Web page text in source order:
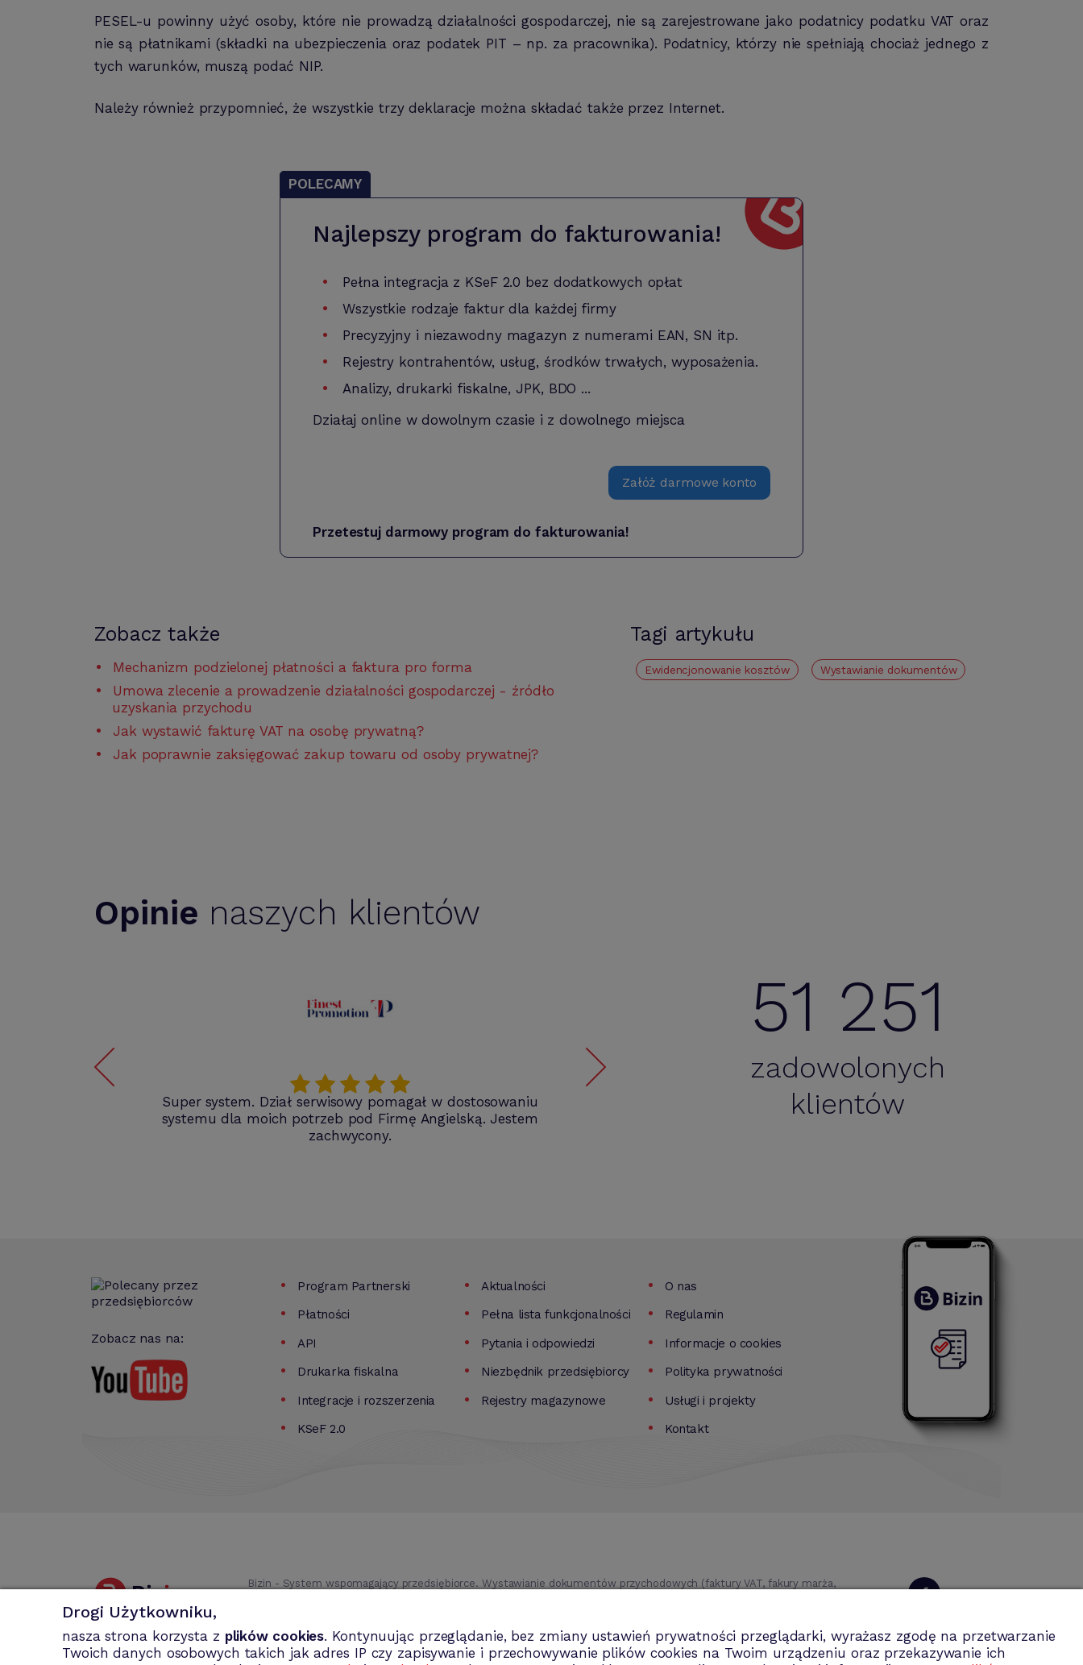
PESEL-u powinny użyć osoby, które nie prowadzą działalności gospodarczej, nie są zarejestrowane jako podatnicy podatku VAT oraz
nie są płatnikami (składki na ubezpieczenia oraz podatek PIT – np. za pracownika). Podatnicy, którzy nie spełniają chociaż jednego z
tych warunków, muszą podać NIP.
Należy również przypomnieć, że wszystkie trzy deklaracje można składać także przez Internet.
POLECAMY
Najlepszy program do fakturowania!
Pełna integracja z KSeF 2.0 bez dodatkowych opłat
Wszystkie rodzaje faktur dla każdej firmy
Precyzyjny i niezawodny magazyn z numerami EAN, SN itp.
Rejestry kontrahentów, usług, środków trwałych, wyposażenia.
Analizy, drukarki fiskalne, JPK, BDO ...
Działaj online w dowolnym czasie i z dowolnego miejsca
Załóż darmowe konto
Przetestuj darmowy program do fakturowania!
Zobacz także
Mechanizm podzielonej płatności a faktura pro forma
Umowa zlecenie a prowadzenie działalności gospodarczej - źródło
uzyskania przychodu
Jak wystawić fakturę VAT na osobę prywatną?
Jak poprawnie zaksięgować zakup towaru od osoby prywatnej?
Tagi artykułu
Ewidencjonowanie kosztów Wystawianie dokumentów
Opinie naszych klientów
Super system. Dział serwisowy pomagał w dostosowaniu
systemu dla moich potrzeb pod Firmę Angielską. Jestem
zachwycony.
Bardzo intuicyjny oraz łatwy w obsłudze program.
Rewelacyjna jest możliwość importowania dokumentów do
51 251
zadowolonych
klientów
Zobacz nas na:
Program Partnerski
Płatności
API
Drukarka fiskalna
Integracje i rozszerzenia
KSeF 2.0
Aktualności
Pełna lista funkcjonalności
Pytania i odpowiedzi
Niezbędnik przedsiębiorcy
Rejestry magazynowe
O nas
Regulamin
Informacje o cookies
Polityka prywatności
Usługi i projekty
Kontakt
Bizin - System wspomagający przedsiębiorce. Wystawianie dokumentów przychodowych (faktury VAT, fakury marża,
Drogi Użytkowniku,
nasza strona korzysta z plików cookies. Kontynuując przeglądanie, bez zmiany ustawień prywatności przeglądarki, wyrażasz zgodę na przetwarzanie
Twoich danych osobowych takich jak adres IP czy zapisywanie i przechowywanie plików cookies na Twoim urządzeniu oraz przekazywanie ich